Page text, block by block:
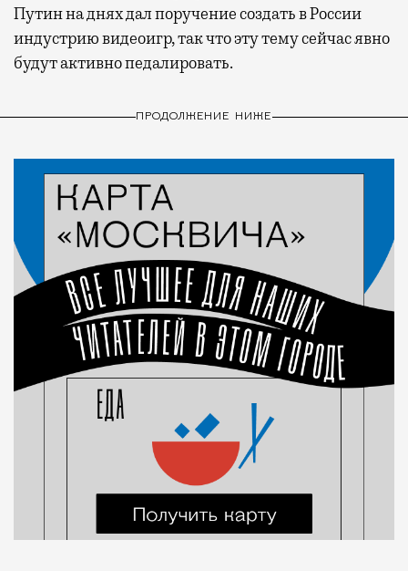
Путин на днях дал поручение создать в России
индустрию видеоигр, так что эту тему сейчас явно
будут активно педалировать.
ПРОДОЛЖЕНИЕ НИЖЕ